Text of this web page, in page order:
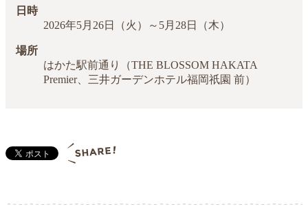
日時
2026年5月26日（火）～5月28日（木）
場所
はかた駅前通り（THE BLOSSOM HAKATA
Premier、三井ガーデンホテル福岡祇園 前）